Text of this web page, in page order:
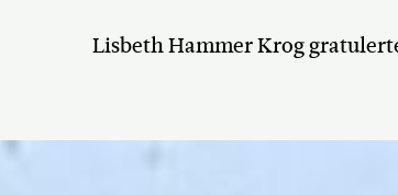
Lisbeth Hammer Krog